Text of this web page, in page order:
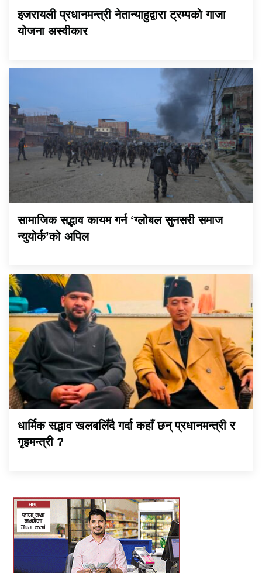
इजरायली प्रधानमन्त्री नेतान्याहुद्वारा ट्रम्पको गाजा
योजना अस्वीकार
सामाजिक सद्भाव कायम गर्न ‘ग्लोबल सुनसरी समाज
न्युयोर्क’को अपिल
धार्मिक सद्भाव खलबलिँदै गर्दा कहाँ छन् प्रधानमन्त्री र
गृहमन्त्री ?